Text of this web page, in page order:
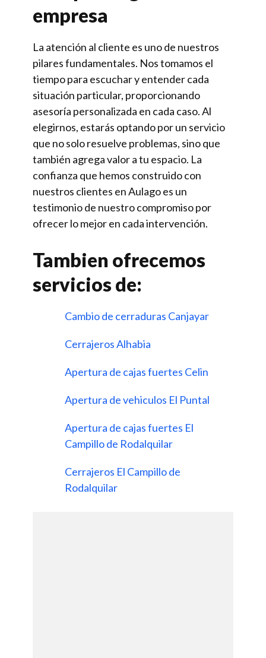
empresa
La atención al cliente es uno de nuestros
pilares fundamentales. Nos tomamos el
tiempo para escuchar y entender cada
situación particular, proporcionando
asesoría personalizada en cada caso. Al
elegirnos, estarás optando por un servicio
que no solo resuelve problemas, sino que
también agrega valor a tu espacio. La
confianza que hemos construido con
nuestros clientes en Aulago es un
testimonio de nuestro compromiso por
ofrecer lo mejor en cada intervención.
Tambien ofrecemos
servicios de:
Cambio de cerraduras Canjayar
Cerrajeros Alhabia
Apertura de cajas fuertes Celin
Apertura de vehiculos El Puntal
Apertura de cajas fuertes El
Campillo de Rodalquilar
Cerrajeros El Campillo de
Rodalquilar